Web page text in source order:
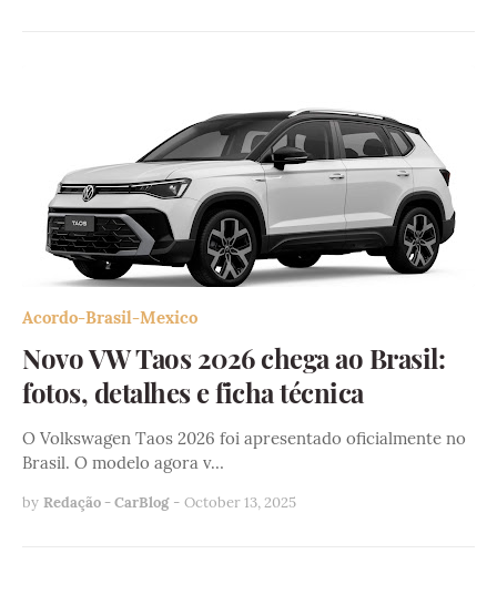
Acordo-Brasil-Mexico
Novo VW Taos 2026 chega ao Brasil:
fotos, detalhes e ficha técnica
O Volkswagen Taos 2026 foi apresentado oficialmente no
Brasil. O modelo agora v…
by Redação - CarBlog - October 13, 2025